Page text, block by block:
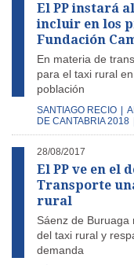
El PP instará
incluir en los
Fundación
En materia de
para el taxi rural
población
SANTIAGO RECIO
DE CANTABRIA 2018
28/08/2017
El PP ve en el
Transporte
rural
Sáenz de
del taxi rural y
demanda